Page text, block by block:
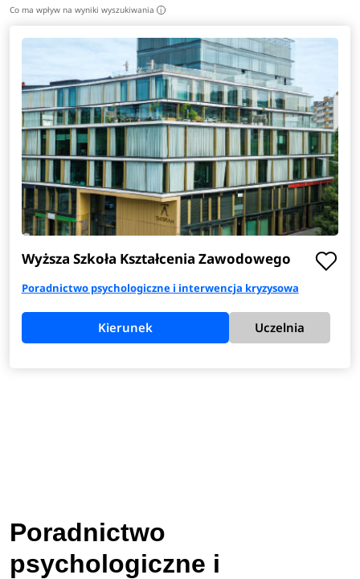
Co ma wpływ na wyniki wyszukiwania i
Wyższa Szkoła Kształcenia Zawodowego
Poradnictwo psychologiczne i interwencja kryzysowa
Kierunek Uczelnia
Poradnictwo
psychologiczne i